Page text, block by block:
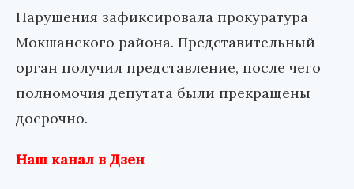
Нарушения зафиксировала прокуратура
Мокшанского района. Представительный
орган получил представление, после чего
полномочия депутата были прекращены
досрочно.
Наш канал в Дзен